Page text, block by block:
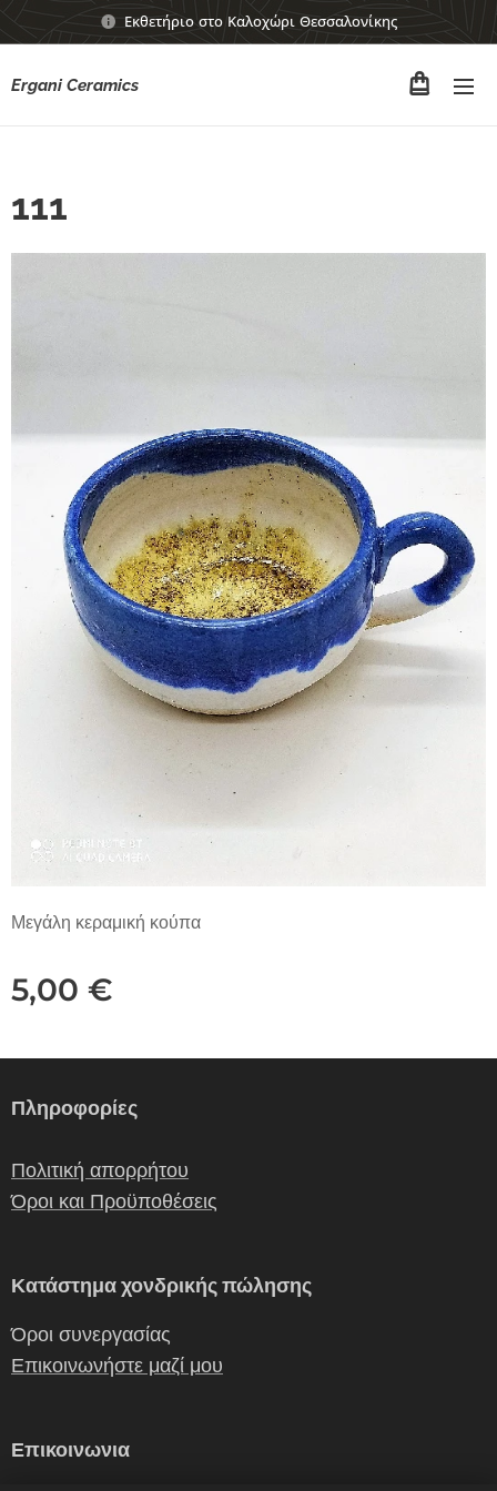
Εκθετήριο στο Καλοχώρι Θεσσαλονίκης
Ergani Ceramics
111
Μεγάλη κεραμική κούπα
5,00 €
Πληροφορίες
Πολιτική απορρήτου
Όροι και Προϋποθέσεις
Κατάστημα χονδρικής πώλησης
Όροι συνεργασίας
Επικοινωνήστε μαζί μου
Επικοινωνια